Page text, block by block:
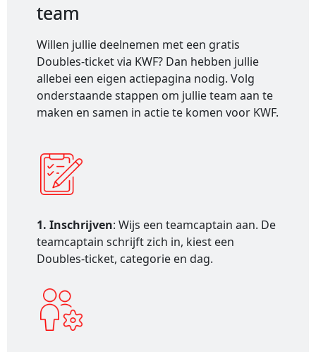
team
Willen jullie deelnemen met een gratis
Doubles-ticket via KWF? Dan hebben jullie
allebei een eigen actiepagina nodig. Volg
onderstaande stappen om jullie team aan te
maken en samen in actie te komen voor KWF.
1. Inschrijven: Wijs een teamcaptain aan. De
teamcaptain schrijft zich in, kiest een
Doubles-ticket, categorie en dag.